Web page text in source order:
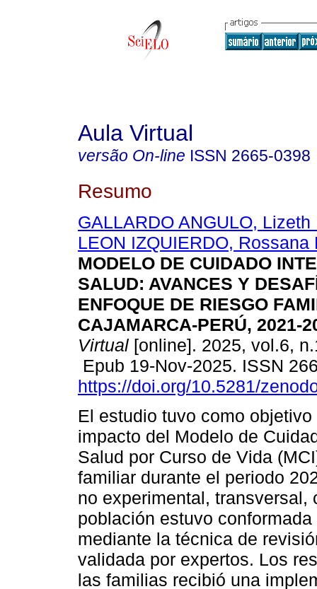
Aula Virtual
versão On-line ISSN 2665-0398
Resumo
GALLARDO ANGULO, Lizeth
LEON IZQUIERDO, Rossana
MODELO DE CUIDADO
SALUD: AVANCES Y
ENFOQUE DE RIESGO
CAJAMARCA-PERÚ, 2021-
Virtual [online]. 2025, vol.6,
Epub 19-Nov-2025. ISSN
https://doi.org/10.5281/
El estudio tuvo como
impacto del Modelo de
Salud por Curso de Vida
familiar durante el periodo
no experimental,
población estuvo
mediante la técnica de
validada por expertos. Los
las familias recibió una